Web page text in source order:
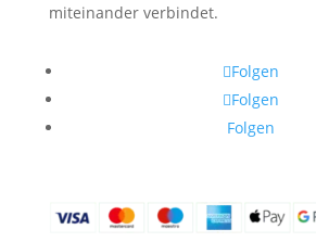
miteinander verbindet.
Folgen
Folgen
Folgen